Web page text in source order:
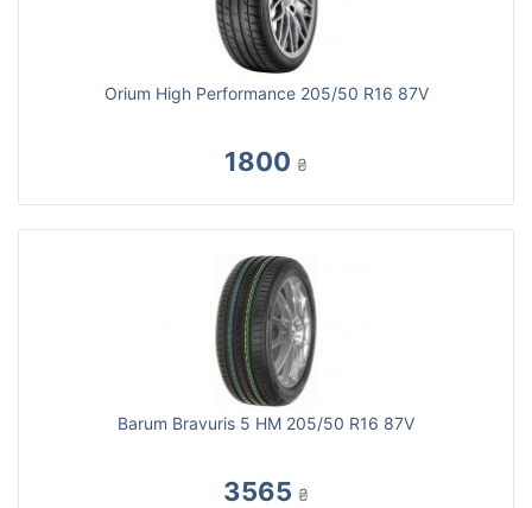
Orium High Performance 205/50 R16 87V
1800 ₴
Barum Bravuris 5 HM 205/50 R16 87V
3565 ₴